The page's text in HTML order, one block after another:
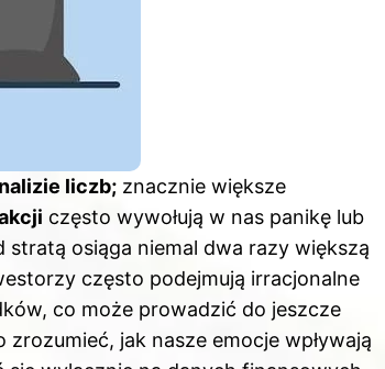
liczb; znacznie większe
często wywołują w nas panikę lub
stratą osiąga niemal dwa razy większą
często podejmują irracjonalne
co może prowadzić do jeszcze
jak nasze emocje wpływają